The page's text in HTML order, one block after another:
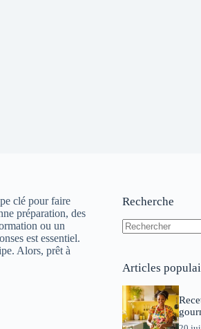
clé pour faire
préparation, des
ou un
est essentiel.
Alors, prêt à
Recherche
Articles